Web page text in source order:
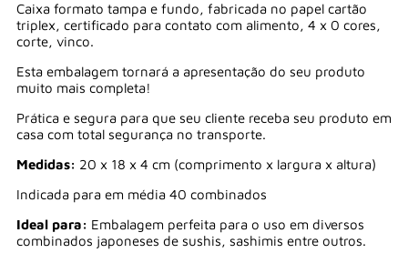
Caixa formato tampa e fundo, fabricada no papel cartão
triplex, certificado para contato com alimento, 4 x 0 cores,
corte, vinco.
Esta embalagem tornará a apresentação do seu produto
muito mais completa!
Prática e segura para que seu cliente receba seu produto em
casa com total segurança no transporte.
Medidas: 20 x 18 x 4 cm (comprimento x largura x altura)
Indicada para em média 40 combinados
Ideal para: Embalagem perfeita para o uso em diversos
combinados japoneses de sushis, sashimis entre outros.